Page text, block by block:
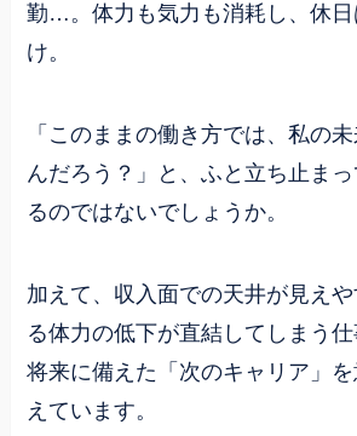
勤…。体力も気力も消耗し、休
け。
「このままの働き方では、私の
んだろう？」と、ふと立ち止ま
るのではないでしょうか。
加えて、収入面での天井が見え
る体力の低下が直結してしまう仕
将来に備えた「次のキャリア」
えています。